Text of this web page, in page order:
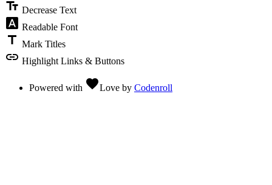
text_fields Decrease Text
font_download Readable Font
title Mark Titles
link Highlight Links & Buttons
Powered with favoriteLove by Codenroll